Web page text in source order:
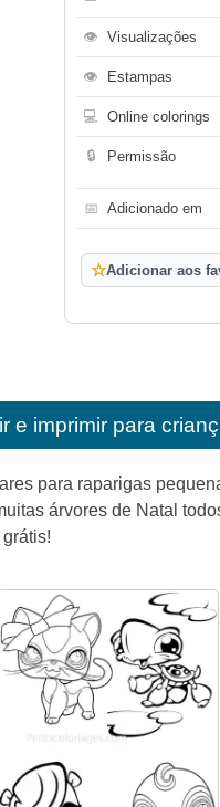
👁 Visualizações
👁 Estampas
💻 Online colorings
🔒 Permissão
📅 Adicionado em
☆Adicionar aos
e imprimir para
para raparigas
árvores de Natal